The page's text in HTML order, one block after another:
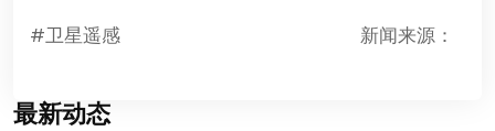
#卫星遥感 新闻来源：
最新动态